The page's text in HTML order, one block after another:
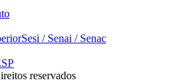
Sesi / Senai / Senac
reservados